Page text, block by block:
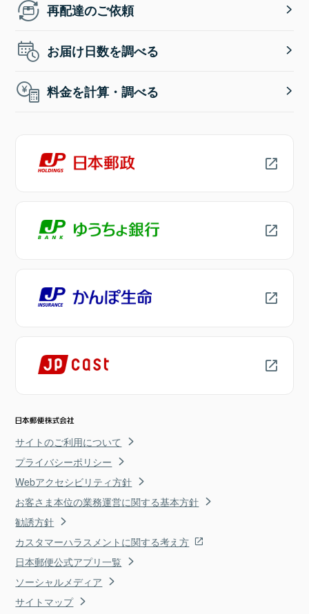
再配達のご依頼
お届け日数を調べる
料金を計算・調べる
サイトのご利用について
プライバシーポリシー
Webアクセシビリティ方針
お客さま本位の業務運営に関する基本方針
勧誘方針
カスタマーハラスメントに関する考え方
日本郵便公式アプリ一覧
ソーシャルメディア
サイトマップ